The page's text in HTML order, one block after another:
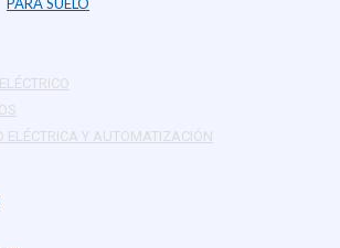
ELÉCTRICA Y AUTOMATIZACIÓN